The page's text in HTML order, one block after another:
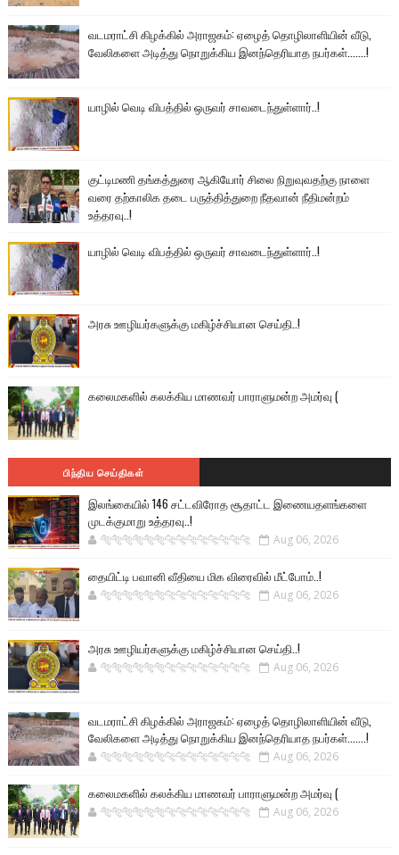
வடமராட்சி கிழக்கில் அராஜகம்: ஏழைத் தொழிலாளியின் வீடு,
வேலிகளை அடித்து நொறுக்கிய இனந்தெரியாத நபர்கள்.......!
யாழில் வெடி விபத்தில் ஒருவர் சாவடைந்துள்ளார்..!
குட்டிமணி தங்கத்துரை ஆகியோர் சிலை நிறுவுவதற்கு நாளை
வரை தற்காலிக தடை பருத்தித்துறை நீதவான் நீதிமன்றம்
உத்தரவு..!
யாழில் வெடி விபத்தில் ஒருவர் சாவடைந்துள்ளார்..!
அரசு ஊழியர்களுக்கு மகிழ்ச்சியான செய்தி..!
கலைமகளில் கலக்கிய மாணவர் பாராளுமன்ற அமர்வு (
பிந்திய செய்திகள்
இலங்கையில் 146 சட்டவிரோத சூதாட்ட இணையதளங்களை
முடக்குமாறு உத்தரவு..!
🐅🐅🐅🐅🐅🐅🐆🐆🐆🐆🐆🐆🐆🐆 Aug 06, 2026
தையிட்டி பவானி வீதியை மிக விரைவில் மீட்போம்..!
🐅🐅🐅🐅🐅🐅🐆🐆🐆🐆🐆🐆🐆🐆 Aug 06, 2026
அரசு ஊழியர்களுக்கு மகிழ்ச்சியான செய்தி..!
🐅🐅🐅🐅🐅🐅🐆🐆🐆🐆🐆🐆🐆🐆 Aug 06, 2026
வடமராட்சி கிழக்கில் அராஜகம்: ஏழைத் தொழிலாளியின் வீடு,
வேலிகளை அடித்து நொறுக்கிய இனந்தெரியாத நபர்கள்.......!
🐅🐅🐅🐅🐅🐅🐆🐆🐆🐆🐆🐆🐆🐆 Aug 06, 2026
கலைமகளில் கலக்கிய மாணவர் பாராளுமன்ற அமர்வு (
🐅🐅🐅🐅🐅🐅🐆🐆🐆🐆🐆🐆🐆🐆 Aug 06, 2026